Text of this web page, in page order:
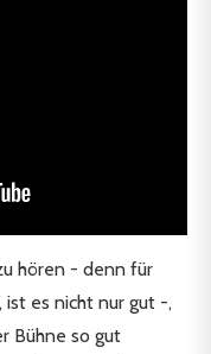
hören - denn für
ist es nicht nur gut -,
Bühne so gut